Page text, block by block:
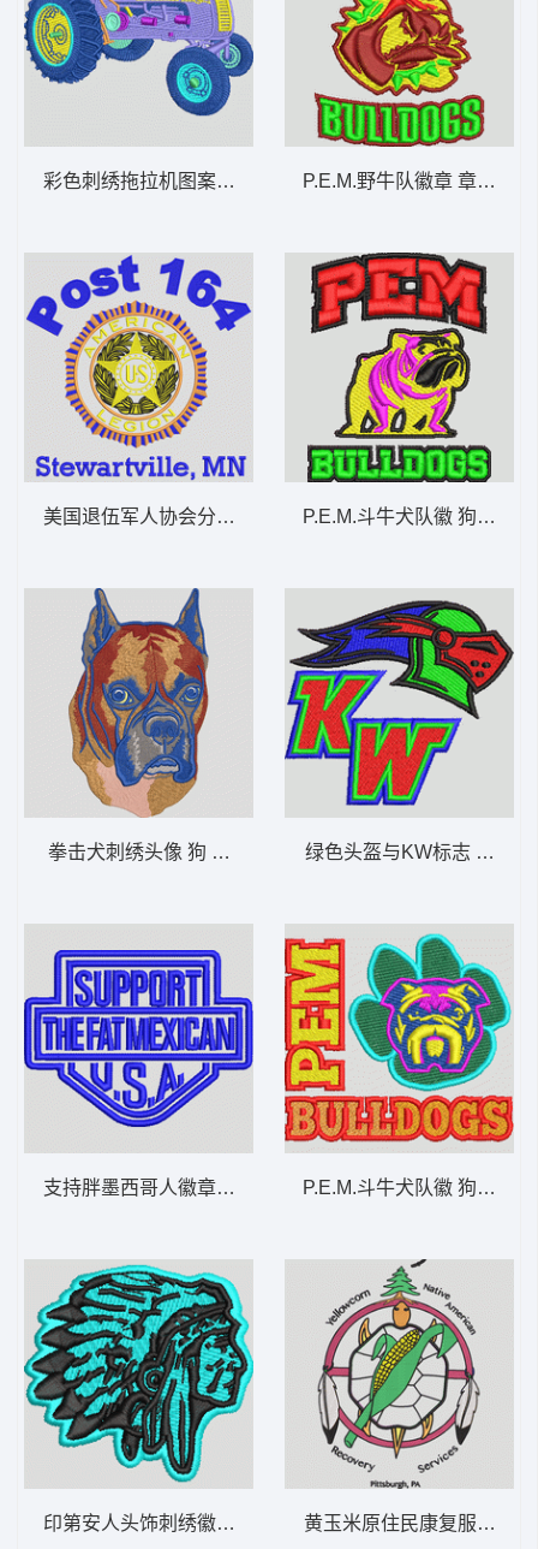
彩色刺绣拖拉机图案 汽车 章仔标志布贴徽
美国退伍军人协会分会徽章 章仔标志布贴徽
拳击犬刺绣头像 狗 章仔标志布贴徽章男
支持胖墨西哥人徽章 章仔标志布贴徽章男
印第安人头饰刺绣徽章 印第安人 章仔标志
P.E.M.野牛队徽章 章仔标
P.E.M.斗牛
绿色头盔与KW标志 章仔
P.E.M.斗牛